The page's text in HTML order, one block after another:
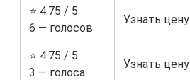
⭐ 4.75 / 5
6 — голосов
Узнать цену
⭐ 4.75 / 5
3 — голоса
Узнать цену